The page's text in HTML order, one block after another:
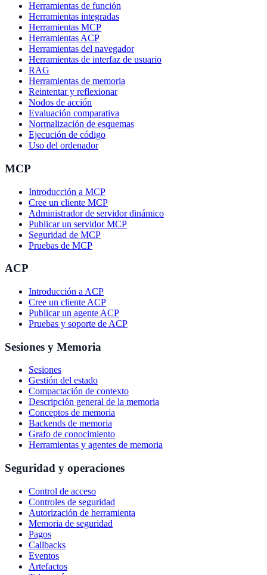
Herramientas de función
Herramientas integradas
Herramientas MCP
Herramientas ACP
Herramientas del navegador
Herramientas de interfaz de usuario
RAG
Herramientas de memoria
Reintentar y reflexionar
Nodos de acción
Evaluación comparativa
Normalización de esquemas
Ejecución de código
Uso del ordenador
MCP
Introducción a MCP
Cree un cliente MCP
Administrador de servidor dinámico
Publicar un servidor MCP
Seguridad de MCP
Pruebas de MCP
ACP
Introducción a ACP
Cree un cliente ACP
Publicar un agente ACP
Pruebas y soporte de ACP
Sesiones y Memoria
Sesiones
Gestión del estado
Compactación de contexto
Descripción general de la memoria
Conceptos de memoria
Backends de memoria
Grafo de conocimiento
Herramientas y agentes de memoria
Seguridad y operaciones
Control de acceso
Controles de seguridad
Autorización de herramienta
Memoria de seguridad
Pagos
Callbacks
Eventos
Artefactos